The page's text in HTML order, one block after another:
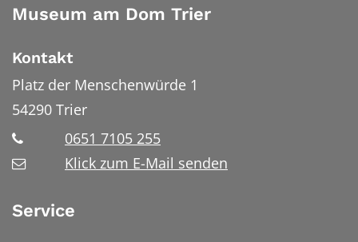
Museum am Dom Trier
Kontakt
Platz der Menschenwürde 1
54290 Trier
0651 7105 255
Klick zum E-Mail senden
Service